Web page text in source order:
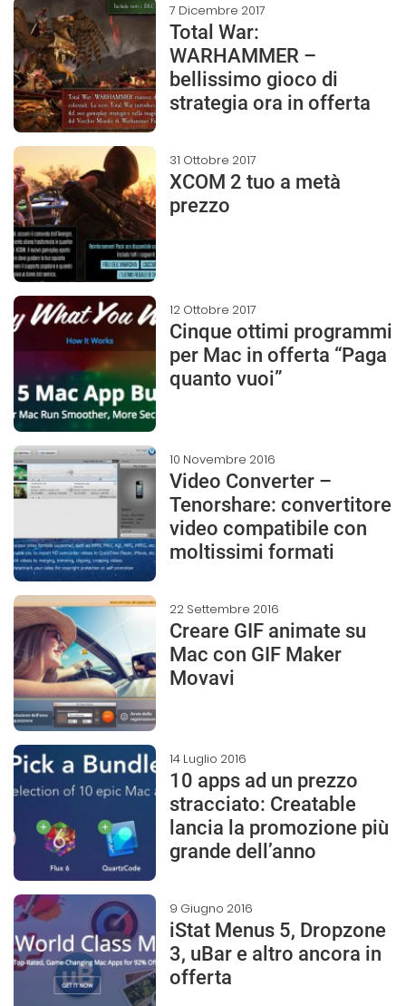
7 Dicembre 2017
Total War:
WARHAMMER –
bellissimo gioco di
strategia ora in offerta
31 Ottobre 2017
XCOM 2 tuo a metà
prezzo
12 Ottobre 2017
Cinque ottimi programmi
per Mac in offerta “Paga
quanto vuoi”
10 Novembre 2016
Video Converter –
Tenorshare: convertitore
video compatibile con
moltissimi formati
22 Settembre 2016
Creare GIF animate su
Mac con GIF Maker
Movavi
14 Luglio 2016
10 apps ad un prezzo
stracciato: Creatable
lancia la promozione più
grande dell’anno
9 Giugno 2016
iStat Menus 5, Dropzone
3, uBar e altro ancora in
offerta